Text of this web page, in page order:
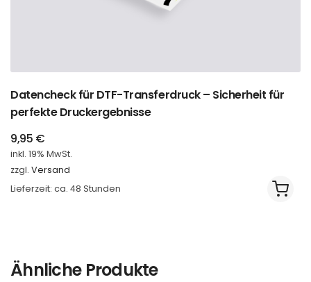
Datencheck für DTF-Transferdruck – Sicherheit für
perfekte Druckergebnisse
9,95 €
inkl. 19% MwSt.
zzgl. Versand
Lieferzeit: ca. 48 Stunden
Ähnliche Produkte